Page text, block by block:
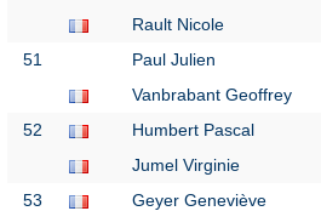
Rault Nicole
51
Paul Julien
Vanbrabant Geoffrey
52
Humbert Pascal
Jumel Virginie
53
Geyer Geneviève